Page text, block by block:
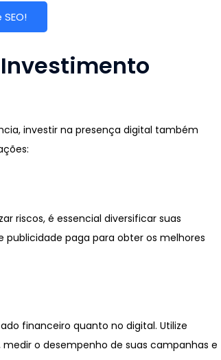
investir na presença digital também
riscos, é essencial diversificar suas
publicidade paga para obter os melhores
financeiro quanto no digital. Utilize
o desempenho de suas campanhas e